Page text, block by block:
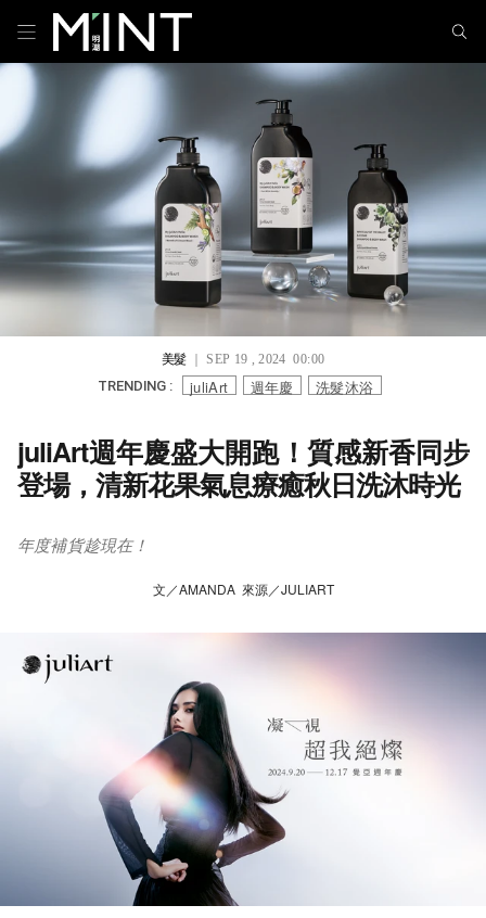
美髮｜ SEP 19 , 2024 00:00
TRENDING : juliArt 週年慶 洗髮沐浴
juliArt週年慶盛大開跑！質感新香同步
登場，清新花果氣息療癒秋日洗沐時光
年度補貨趁現在！
文／AMANDA 來源／JULIART